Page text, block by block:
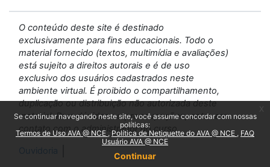
Se continuar navegando neste site, você assume concordar com nossas
políticas:
Termos de Uso AVA @ NCE
Política de Netiquette do AVA @ NCE
FAQ
Usuário AVA @ NCE
Continuar
O conteúdo deste site é destinado
exclusivamente para fins educacionais. Todo o
material fornecido (textos, multimídia e avaliações)
está sujeito a direitos autorais e é de uso
exclusivo dos usuários cadastrados neste
ambiente virtual. É proibido o compartilhamento,
duplicação ou distribuição não autorizada deste
material. Para dúvidas ou preocupações, entre em
contato com o administrador do curso.
Ouvidoria